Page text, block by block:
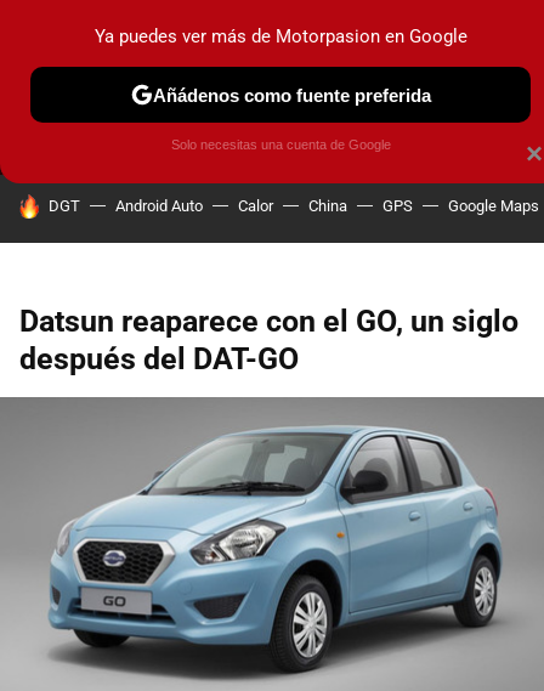
MENÚ NUEVO
COCHES ELÉCTRICOS OBSERVATORIO
HOY SE HABLA DE
DGT Android Auto Calor China GPS Google Maps
Datsun reaparece con el GO, un siglo
después del DAT-GO
×
Ya puedes ver más de Motorpasion en Google
Añádenos como fuente preferida
Solo necesitas una cuenta de Google